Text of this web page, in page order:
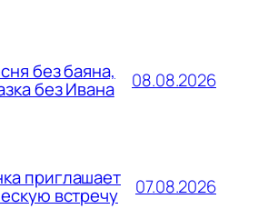
без баяна,
без Ивана 08.08.2026
приглашает
встречу 07.08.2026